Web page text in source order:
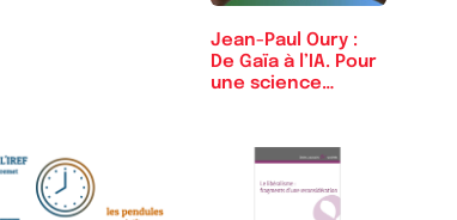
Jean-Paul Oury :
De Gaïa à l’IA. Pour
une science…